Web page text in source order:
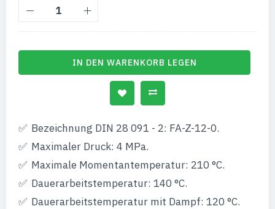
IN DEN WARENKORB LEGEN
Bezeichnung DIN 28 091 - 2: FA-Z-12-0.
Maximaler Druck: 4 MPa.
Maximale Momentantemperatur: 210 °C.
Dauerarbeitstemperatur: 140 °C.
Dauerarbeitstemperatur mit Dampf: 120 °C.